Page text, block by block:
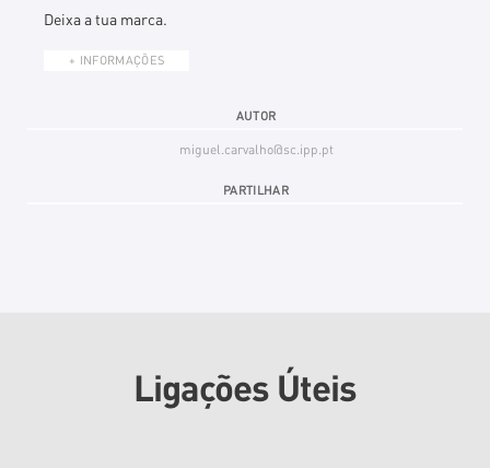
Deixa a tua marca.
+ INFORMAÇÕES
AUTOR
miguel.carvalho@sc.ipp.pt
PARTILHAR
Ligações Úteis